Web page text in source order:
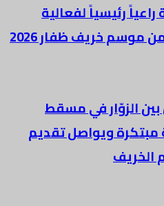
رئيسياً لفعالية
خريف ظفار 2026
الزوّار في مسقط
مبتكرة ويواصل تقديم
الخريف